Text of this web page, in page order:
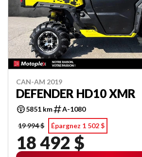
CAN-AM 2019
DEFENDER HD10 XMR
5851 km
A-1080
19 994 $
Épargnez 1 502 $
18 492 $